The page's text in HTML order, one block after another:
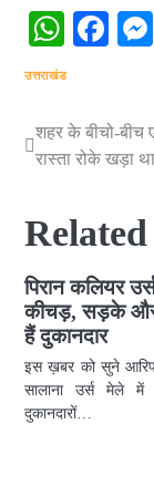
उत्तराखंड
Post
navigation
शहर के बीचो-बीच
रास्ता रोके खड़ा
Related
पिरान कलियर
कीचड़, सड़के और
हैं दुकानदार
इस ख़बर को सुने आरिफ
सालाना उर्स मेले में
दुकानदारों…